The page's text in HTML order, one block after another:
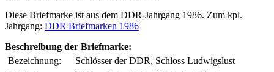
Diese Briefmarke ist aus dem DDR-Jahrgang 1986. Zum kpl.
Jahrgang: DDR Briefmarken 1986
Beschreibung der Briefmarke:
Bezeichnung:
Schlösser der DDR, Schloss Ludwigslust